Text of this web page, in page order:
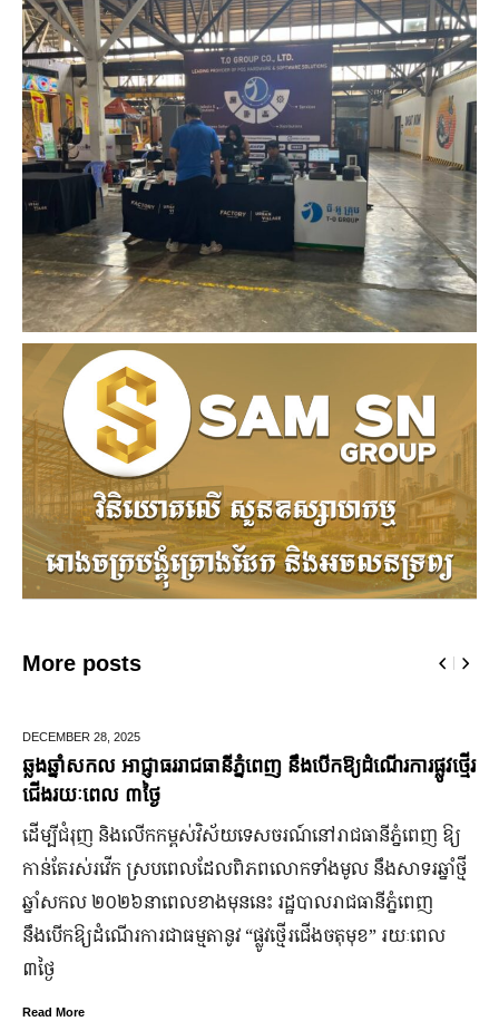
More posts
DECEMBER 28, 2025
ឆ្លងឆ្នាំសកល អាជ្ញាធររាជធានីភ្នំពេញ នឹងបើកឱ្យដំណើរការផ្លូវថ្មើរ
ជើងរយៈពេល ៣ថ្ងៃ
ដើម្បីជំរុញ និងលើកកម្ពស់វិស័យទេសចរណ៍នៅរាជធានីភ្នំពេញ ឱ្យ
កាន់តែរស់រវើក ស្របពេលដែលពិភពលោកទាំងមូល នឹង​សាទរឆ្នាំថ្មី
ឆ្នាំសកល ២០២៦នាពេលខាងមុននេះ រដ្ឋបាលរាជធានីភ្នំពេញ
នឹងបើកឱ្យដំណើរការជាធម្មតានូវ “ផ្លូវថ្មើរជើងចតុមុខ” រយៈពេល
៣ថ្ងៃ
Read More